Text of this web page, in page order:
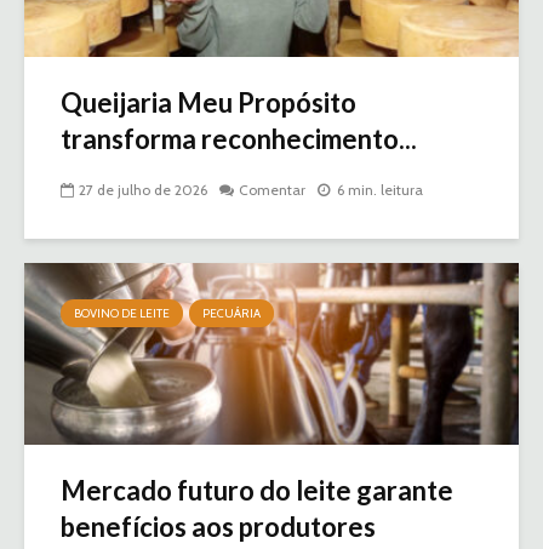
Queijaria Meu Propósito
transforma reconhecimento...
27 de julho de 2026 Comentar 6 min. leitura
BOVINO DE LEITE PECUÁRIA
Mercado futuro do leite garante
benefícios aos produtores